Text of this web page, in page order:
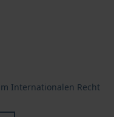
Internationalen Recht